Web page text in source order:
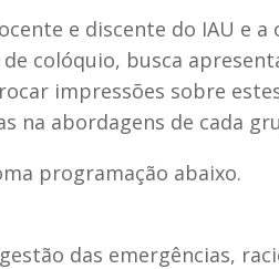
e discente do IAU e
colóquio, busca
impressões sobre
na abordagens de cada
programação abaixo.
das emergências,